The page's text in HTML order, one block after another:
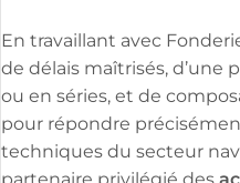
En travaillant avec
de délais maîtrisés, d’une
ou en séries, et de
pour répondre
techniques du secteur